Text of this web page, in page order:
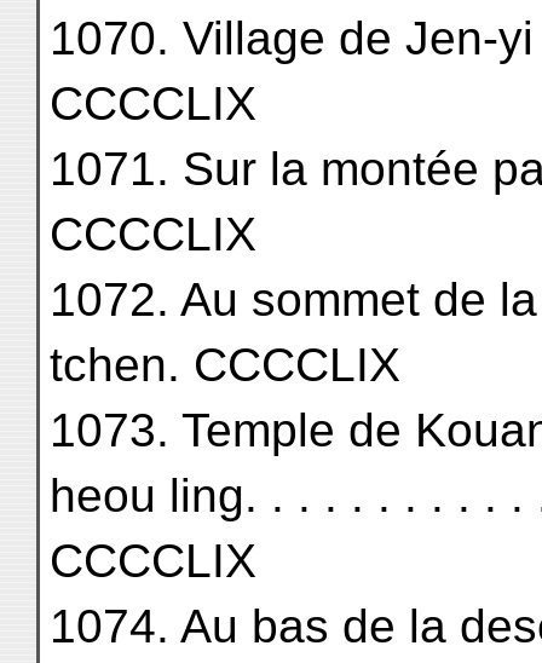
1070. Village de Jen-
CCCCLIX
1071. Sur la montée
CCCCLIX
1072. Au sommet de
tchen. CCCCLIX
1073. Temple de
heou ling. . . . . . . . . .
CCCCLIX
1074. Au bas de la